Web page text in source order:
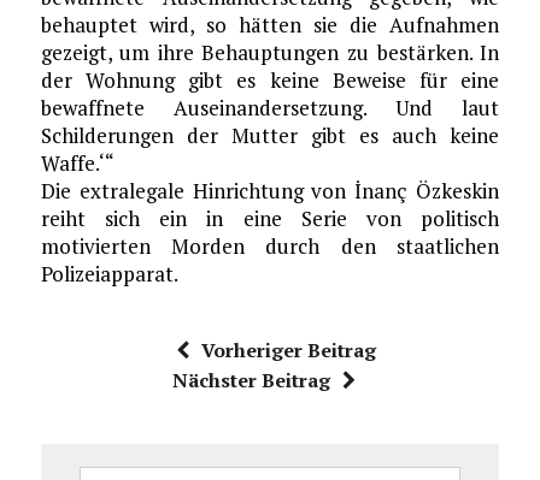
behauptet wird, so hätten sie die Aufnahmen
gezeigt, um ihre Behauptungen zu bestärken. In
der Wohnung gibt es keine Beweise für eine
bewaffnete Auseinandersetzung. Und laut
Schilderungen der Mutter gibt es auch keine
Waffe.‘“
Die extralegale Hinrichtung von İnanç Özkeskin
reiht sich ein in eine Serie von politisch
motivierten Morden durch den staatlichen
Polizeiapparat.
Vorheriger Beitrag
Nächster Beitrag